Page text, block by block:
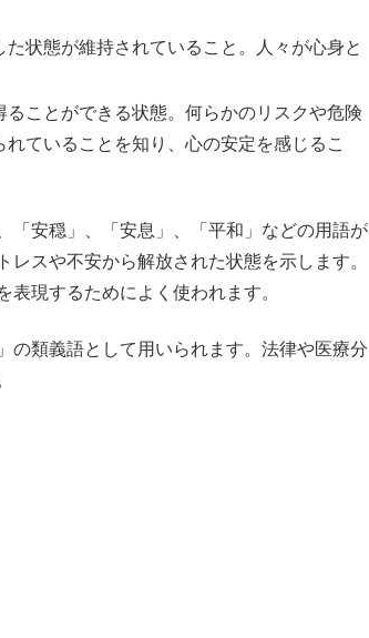
状態が維持されていること。人々が心身と
ことができる状態。何らかのリスクや危険
ていることを知り、心の安定を感じるこ
「安穏」、「安息」、「平和」などの用語が
スや不安から解放された状態を示します。
表現するためによく使われます。
の類義語として用いられます。法律や医療分